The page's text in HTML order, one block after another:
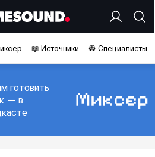
📖 Источники 👷 Специалисты
готовить
— в